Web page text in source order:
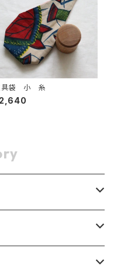
具袋 小 糸